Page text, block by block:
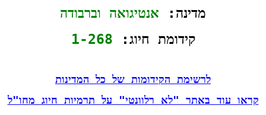
מדינה: אנטיגואה וברבודה
קידומת חיוג: 1-268
לרשימת הקידומות של כל המדינות
קראו עוד באתר "לא רלוונטי" על תרמיות חיוג מחו"ל